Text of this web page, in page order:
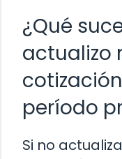
¿Qué
actualizo
período
Si no